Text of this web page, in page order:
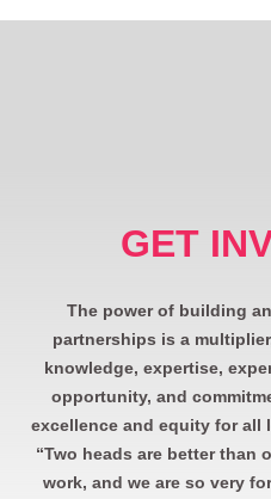
GET
The power of building
partnerships is a
knowledge, expertise,
opportunity, and
excellence and equity for all
“Two heads are better than
work, and we are so very